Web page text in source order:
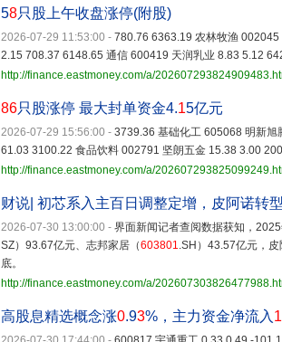
58只股上午收盘涨停(附股)
2026-07-29 11:53:00 - 780.76 6363.19 农林牧渔
2.15 708.37 6148.65 通信 600419 天润乳业 8.83 5.12
http://finance.eastmoney.com/a/
86只股涨停 最大封单资金4.15亿元
2026-07-29 15:56:00 - 3739.36 基础化工 605068 明新
61.03 3100.22 食品饮料 002791 坚朗五金 15.38 3.00
http://finance.eastmoney.com/a/
财说| 初芯系入主百日调整定增，皮阿诺转
2026-07-30 13:00:00 - 界面新闻记者查阅数据获知，
SZ）93.67亿元、志邦家居（603801.SH）43.57亿元，
底。
http://finance.eastmoney.com/a/
高股息精选概念涨0.93%，主力资金净流入 1